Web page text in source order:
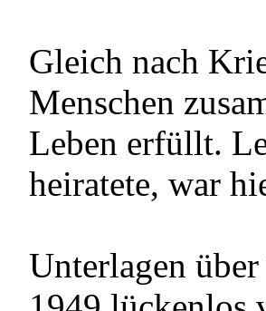
Gleich nach
Menschen
Leben erfüllt.
heiratete, war
Unterlagen